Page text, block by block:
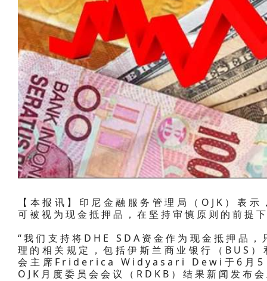
【本报讯】印尼金融服务管理局（OJK）表
可被视为现金抵押品，在坚持审慎原则的前提
“我们支持将DHE SDA资金作为现金抵押品
理的相关规定，包括伊斯兰商业银行（BUS
会主席Friderica Widyasari Dewi于6月5
OJK月度委员会会议（RDKB）结果新闻发布